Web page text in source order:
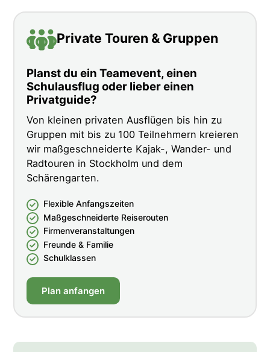
Private Touren & Gruppen
Planst du ein Teamevent, einen
Schulausflug oder lieber einen
Privatguide?
Von kleinen privaten Ausflügen bis hin zu
Gruppen mit bis zu 100 Teilnehmern kreieren
wir maßgeschneiderte Kajak-, Wander- und
Radtouren in Stockholm und dem
Schärengarten.
Flexible Anfangszeiten
Maßgeschneiderte Reiserouten
Firmenveranstaltungen
Freunde & Familie
Schulklassen
Plan anfangen